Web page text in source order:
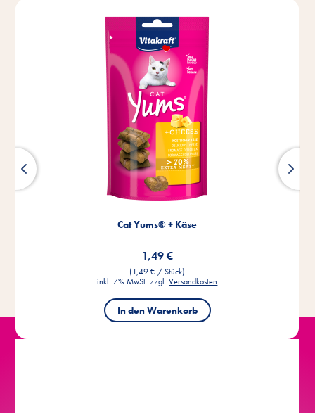
Cat Yums® + Käse
1,49 €
(1,49 € / Stück)
inkl. 7% MwSt. zzgl.Versandkosten
In den Warenkorb